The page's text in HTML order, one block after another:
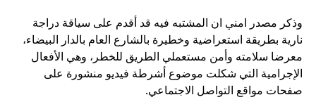
وذكر مصدر امني ان المشتبه فيه قد أقدم على سياقة دراجة
نارية بطريقة استعراضية وخطيرة بالشارع العام بالدار البيضاء،
معرضا سلامته وأمن مستعملي الطريق للخطر، وهي الأفعال
الإجرامية التي شكلت موضوع أشرطة فيديو منشورة على
صفحات مواقع التواصل الاجتماعي.